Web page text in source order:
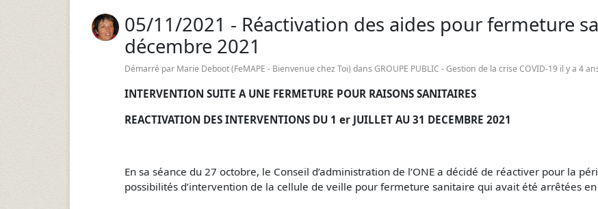
05/11/2021 - Réactivation des aides pour fermeture
décembre 2021
Démarré par Marie Deboot (FeMAPE - Bienvenue chez Toi) dans GROUPE PUBLIC - Gestion de la crise COVID-19 il y a 4
INTERVENTION SUITE A UNE FERMETURE POUR RAISONS SANITAIRES
REACTIVATION DES INTERVENTIONS DU 1 er JUILLET AU 31 DECEMBRE 2021
En sa séance du 27 octobre, le Conseil d’administration de l’ONE a décidé de réactiver pour la
possibilités d’intervention de la cellule de veille pour fermeture sanitaire qui avait été arrêtées